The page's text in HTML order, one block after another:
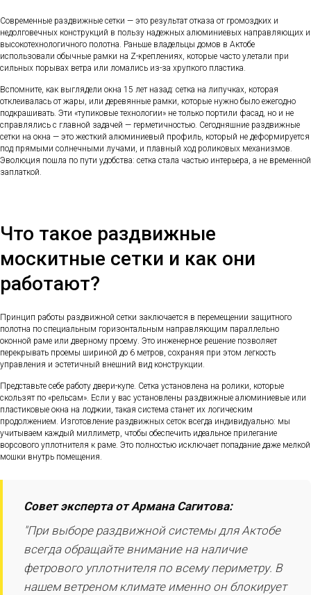
Современные раздвижные сетки — это результат отказа от громоздких и
недолговечных конструкций в пользу надежных алюминиевых направляющих и
высокотехнологичного полотна. Раньше владельцы домов в Актобе
использовали обычные рамки на Z-креплениях, которые часто улетали при
сильных порывах ветра или ломались из-за хрупкого пластика.
Вспомните, как выглядели окна 15 лет назад: сетка на липучках, которая
отклеивалась от жары, или деревянные рамки, которые нужно было ежегодно
подкрашивать. Эти «тупиковые технологии» не только портили фасад, но и не
справлялись с главной задачей — герметичностью. Сегодняшние раздвижные
сетки на окна — это жесткий алюминиевый профиль, который не деформируется
под прямыми солнечными лучами, и плавный ход роликовых механизмов.
Эволюция пошла по пути удобства: сетка стала частью интерьера, а не временной
заплаткой.
Что такое раздвижные
москитные сетки и как они
работают?
Принцип работы раздвижной сетки заключается в перемещении защитного
полотна по специальным горизонтальным направляющим параллельно
оконной раме или дверному проему. Это инженерное решение позволяет
перекрывать проемы шириной до 6 метров, сохраняя при этом легкость
управления и эстетичный внешний вид конструкции.
Представьте себе работу двери-купе. Сетка установлена на ролики, которые
скользят по «рельсам». Если у вас установлены раздвижные алюминиевые или
пластиковые окна на лоджии, такая система станет их логическим
продолжением. Изготовление раздвижных сеток всегда индивидуально: мы
учитываем каждый миллиметр, чтобы обеспечить идеальное прилегание
ворсового уплотнителя к раме. Это полностью исключает попадание даже мелкой
мошки внутрь помещения.
Совет эксперта от Армана Сагитова:
"При выборе раздвижной системы для Актобе
всегда обращайте внимание на наличие
фетрового уплотнителя по всему периметру. В
нашем ветреном климате именно он блокирует